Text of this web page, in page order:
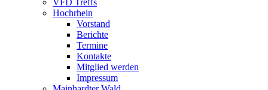
VFD Treffs
Hochrhein
Vorstand
Berichte
Termine
Kontakte
Mitglied werden
Impressum